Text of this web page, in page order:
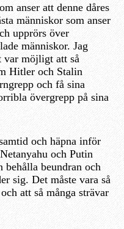
anser att denne dåres
människor som anser
upprörs över
människor. Jag
var möjligt att så
Hitler och Stalin
och få sina
övergrepp på sina
och häpna inför
och Putin
behålla beundran och
sig. Det måste vara så
att så många strävar